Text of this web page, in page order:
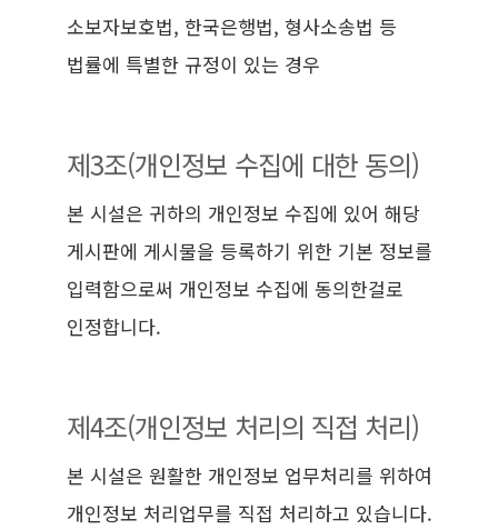
소보자보호법, 한국은행법, 형사소송법 등
법률에 특별한 규정이 있는 경우
제3조(개인정보 수집에 대한 동의)
본 시설은 귀하의 개인정보 수집에 있어 해당
게시판에 게시물을 등록하기 위한 기본 정보를
입력함으로써 개인정보 수집에 동의한걸로
인정합니다.
제4조(개인정보 처리의 직접 처리)
본 시설은 원활한 개인정보 업무처리를 위하여
개인정보 처리업무를 직접 처리하고 있습니다.